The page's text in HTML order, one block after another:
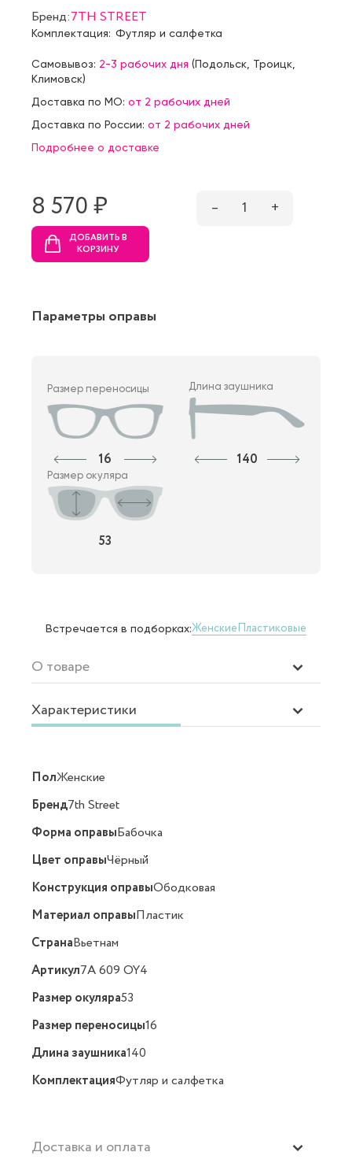
Бренд:7TH STREET
Комплектация: Футляр и салфетка
Самовывоз: 2-3 рабочих дня (Подольск Троицк
Климовск)
Доставка по МО: от 2 рабочих дней
Доставка по России: от 2 рабочих дней
Подробнее о доставке
8 570 ₷ – 1 +
ДОБАВИТЬ В
КОРЗИНУ
Параметры оправы
Размер переносицы
16
Длина заушника
140
Размер окуляра
53
Встречается в подборках:ЖенскиеПластиковые
О товаре
Характеристики
ПолЖенские
Бренд7th Street
Форма оправыБабочка
Цвет оправыЧёрный
Конструкция оправыОбодковая
Материал оправыПластик
СтранаВьетнам
Артикул7A 609 OY4
Размер окуляра53
Размер переносицы16
Длина заушника140
КомплектацияФутляр и салфетка
Доставка и оплата